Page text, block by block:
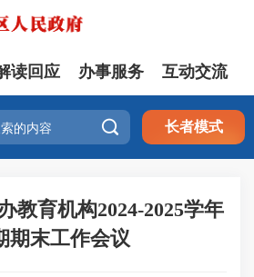
读回应 办事服务 互动交流
 长者模式
教育机构2024-2025学年
期末工作会议